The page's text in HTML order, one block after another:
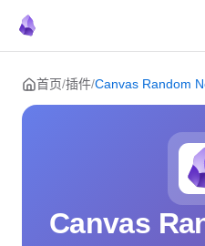
Skip to content
首页/插件/Canvas Random
Canvas